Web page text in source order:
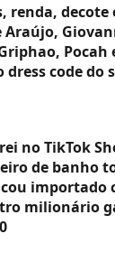
renda,
Araújo,
Pocah
code do
no TikTok
de banho
importado
milionário